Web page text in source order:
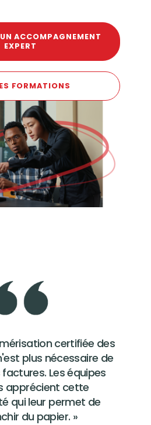
ACCOMPAGNEMENT
EXPERT
FORMATIONS
certifiée des
plus nécessaire de
Les équipes
apprécient cette
qui leur permet de
du papier. »